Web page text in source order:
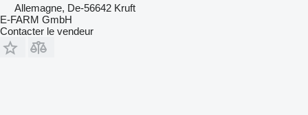
Allemagne, De-56642 Kruft
E-FARM GmbH
Contacter le vendeur